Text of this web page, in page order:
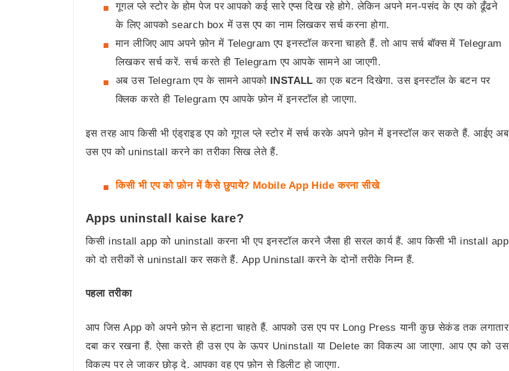
गूगल प्ले स्टोर के होम पेज पर आपको कई सारे एप्स दिख रहे होगे. लेकिन अपने मन-पसंद के एप को ढूँढने
के लिए आपको search box में उस एप का नाम लिखकर सर्च करना होगा.
मान लीजिए आप अपने फ़ोन में Telegram एप इनस्टॉल करना चाहते हैं. तो आप सर्च बॉक्स में Telegram
लिखकर सर्च करें. सर्च करते ही Telegram एप आपके सामने आ जाएगी.
अब उस Telegram एप के सामने आपको
INSTALL का एक बटन दिखेगा. उस इनस्टॉल के बटन पर
क्लिक करते ही Telegram एप आपके फ़ोन में इनस्टॉल हो जाएगा.
इस तरह आप किसी भी एंड्राइड एप को गूगल प्ले स्टोर में सर्च करके अपने फ़ोन में इनस्टॉल कर सकते हैं. आईए अब
उस एप को uninstall करने का तरीका सिख लेते हैं.
किसी भी एप को फ़ोन में कैसे छुपाये? Mobile App Hide करना सीखे
Apps uninstall kaise kare?
किसी install app को uninstall करना भी एप इनस्टॉल करने जैसा ही सरल कार्य हैं. आप किसी भी install app
को दो तरीकों से uninstall कर सकते हैं. App Uninstall करने के दोनों तरीके निम्न हैं.
पहला तरीका
आप जिस App को अपने फ़ोन से हटाना चाहते हैं. आपको उस एप पर Long Press यानी कुछ सेकंड तक लगातार
दबा कर रखना हैं. ऐसा करते ही उस एप के ऊपर Uninstall या Delete का विकल्प आ जाएगा. आप एप को उस
विकल्प पर ले जाकर छोड़ दे. आपका वह एप फ़ोन से डिलीट हो जाएगा.